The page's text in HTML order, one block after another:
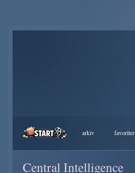
arkiv favoriter
Central Intelligence